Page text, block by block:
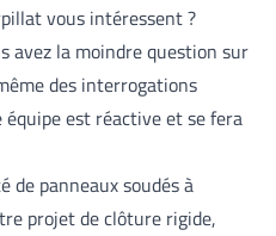
vous intéressent ?
avez la moindre question sur
des interrogations
est réactive et se fera
de panneaux soudés à
projet de clôture rigide,